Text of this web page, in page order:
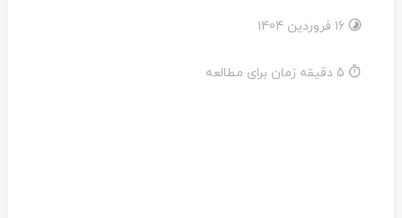
16 فروردین 1404
5 دقیقه زمان برای مطالعه